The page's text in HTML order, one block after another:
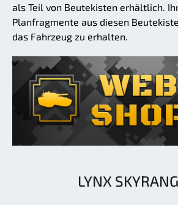
als Teil von Beutekisten erhältlich.
Planfragmente aus diesen
das Fahrzeug zu erhalten.
LYNX